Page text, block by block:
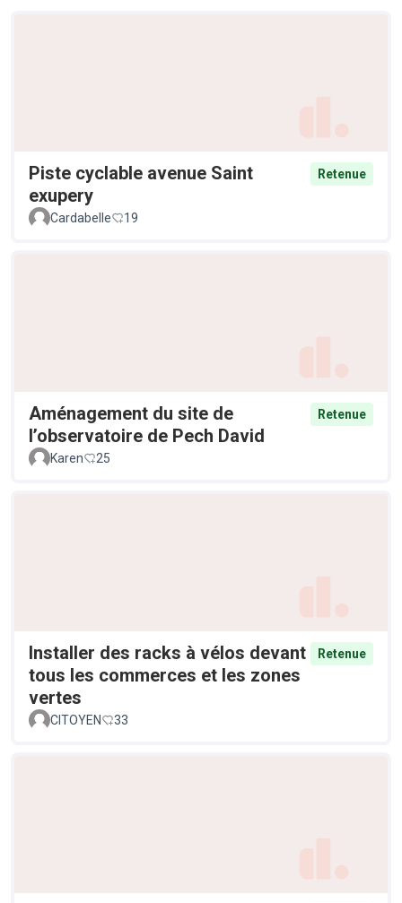
Piste cyclable avenue Saint
exupery
Retenue
Cardabelle 19
Aménagement du site de
l’observatoire de Pech David
Retenue
Karen 25
Installer des racks à vélos devant
tous les commerces et les zones
vertes
Retenue
CITOYEN 33